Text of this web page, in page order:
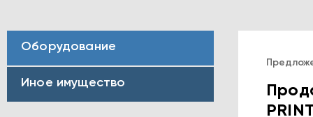
Оборудование
Иное имущество